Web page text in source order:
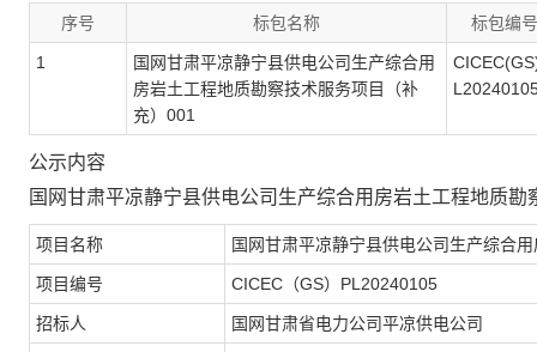
序号 标包名称 标包编号
1
国网甘肃平凉静宁县供电公司生产综合用
房岩土工程地质勘察技术服务项目（补
充）001
公示内容
国网甘肃平凉静宁县供电公司生产综合用房岩土工程地质
项目名称 国网甘肃平凉静宁县供电公司生产综合
项目编号 CICEC （GS） PL20240105
招标人 国网甘肃省电力公司平凉供电公司